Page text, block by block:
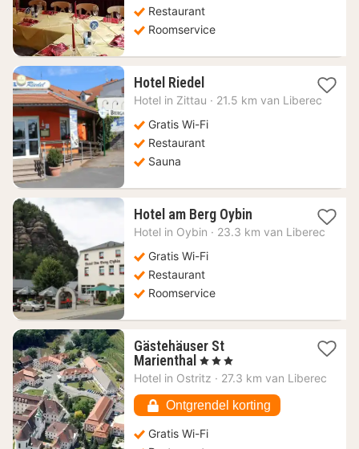
Restaurant
Roomservice
Hotel Riedel1
nacht
95,48
€
Hotel in Zittau · 21.5 km van Liberec
Gratis Wi-Fi
Restaurant
Sauna
Hotel am Berg Oybin1
nacht
Hotel in Oybin · 23.3 km van Liberec
Gratis Wi-Fi
Restaurant
Roomservice
Gästehäuser St
Marienthal 1
nacht
100,94
€
, 3 Sterren
Hotel in Ostritz · 27.3 km van Liberec
Ontgrendel korting
Gratis Wi-Fi